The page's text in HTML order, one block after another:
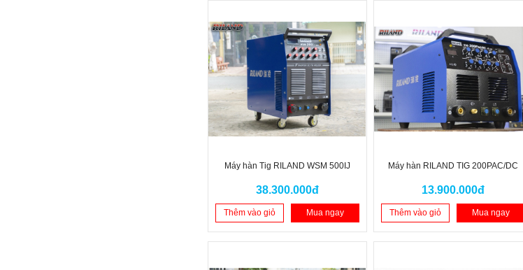
Máy hàn Tig RILAND WSM 500IJ
38.300.000đ
Thêm vào giỏ Mua ngay
Máy hàn RILAND TIG 200PAC/DC
13.900.000đ
Thêm vào giỏ Mua ngay